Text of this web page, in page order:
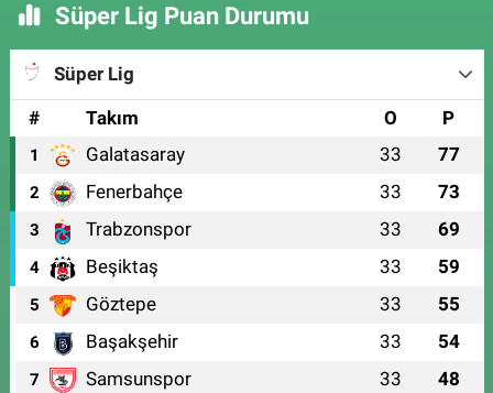
Süper Lig Puan Durumu
Süper Lig
#
Takım O P
1 Galatasaray 33 77
2 Fenerbahçe 33 73
3 Trabzonspor 33 69
4 Beşiktaş 33 59
5 Göztepe 33 55
6 Başakşehir 33 54
7 Samsunspor 33 48